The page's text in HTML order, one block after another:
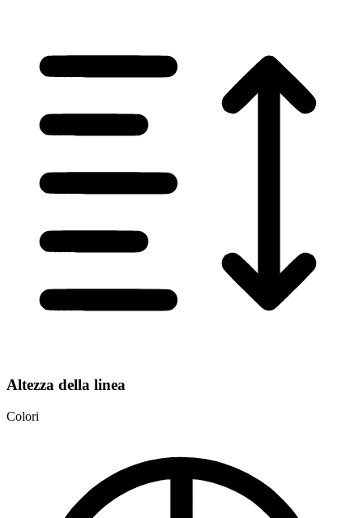
Altezza della linea
Colori